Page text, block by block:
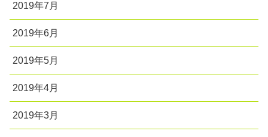
2019年7月
2019年6月
2019年5月
2019年4月
2019年3月